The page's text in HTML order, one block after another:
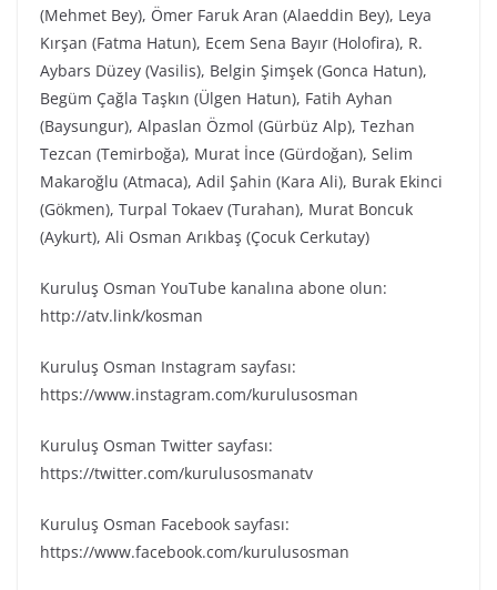
(Mehmet Bey), Ömer Faruk Aran (Alaeddin Bey), Leya
Kırşan (Fatma Hatun), Ecem Sena Bayır (Holofira), R.
Aybars Düzey (Vasilis), Belgin Şimşek (Gonca Hatun),
Begüm Çağla Taşkın (Ülgen Hatun), Fatih Ayhan
(Baysungur), Alpaslan Özmol (Gürbüz Alp), Tezhan
Tezcan (Temirboğa), Murat İnce (Gürdoğan), Selim
Makaroğlu (Atmaca), Adil Şahin (Kara Ali), Burak Ekinci
(Gökmen), Turpal Tokaev (Turahan), Murat Boncuk
(Aykurt), Ali Osman Arıkbaş (Çocuk Cerkutay)
Kuruluş Osman YouTube kanalına abone olun:
http://atv.link/kosman
Kuruluş Osman Instagram sayfası:
https://www.instagram.com/kurulusosman
Kuruluş Osman Twitter sayfası:
https://twitter.com/kurulusosmanatv
Kuruluş Osman Facebook sayfası:
https://www.facebook.com/kurulusosman